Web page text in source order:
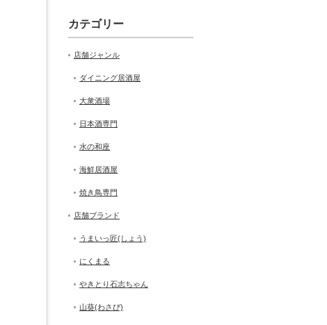
カテゴリー
店舗ジャンル
ダイニング居酒屋
大衆酒場
日本酒専門
水の和座
海鮮居酒屋
焼き鳥専門
店舗ブランド
うまいっ匠(しょう)
にくまる
やきとり石志ちゃん
山葵(わさび)